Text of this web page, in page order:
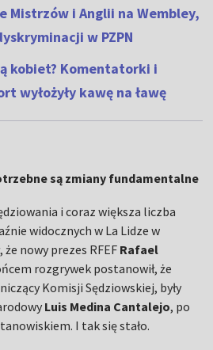
Mistrzów i Anglii na Wembley,
w PZPN
kobiet? Komentatorki i
wyłożyły kawę na ławę
są zmiany fundamentalne
i coraz większa liczba
widocznych w La Lidze w
nowy prezes RFEF Rafael
rozgrywek postanowił, że
Komisji Sędziowskiej, były
Luis Medina Cantalejo, po
I tak się stało.